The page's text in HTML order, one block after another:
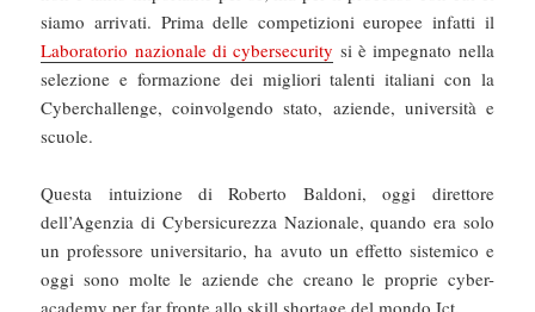
siamo arrivati. Prima delle competizioni europee infatti il
Laboratorio nazionale di cybersecurity si è impegnato nella
selezione e formazione dei migliori talenti italiani con la
Cyberchallenge, coinvolgendo stato, aziende, università e
scuole.
Questa intuizione di Roberto Baldoni, oggi direttore
dell’Agenzia di Cybersicurezza Nazionale, quando era solo
un professore universitario, ha avuto un effetto sistemico e
oggi sono molte le aziende che creano le proprie cyber-